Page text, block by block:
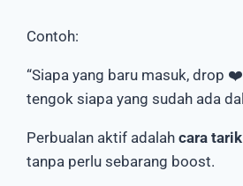
Contoh:
“Siapa yang baru masuk, drop
tengok siapa yang sudah ada
Perbualan aktif adalah cara
tanpa perlu sebarang boost.